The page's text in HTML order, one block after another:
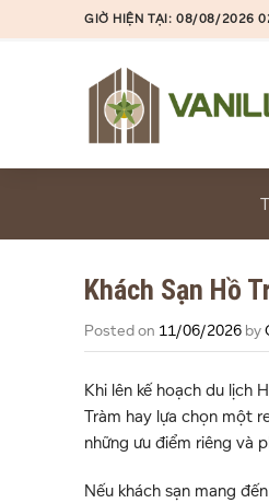
to
GIỜ HIỆN TẠI: 08/08/2026
Khách Sạn Hồ
Posted on 11/06/2026 by
Khi lên kế hoạch du lịch
Tràm hay lựa chọn một
những ưu điểm riêng và
Nếu khách sạn mang